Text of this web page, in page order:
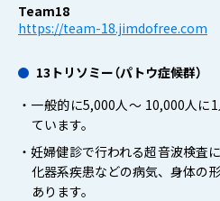
Team18
https://team-18.jimdofree.com
13トリソミー（パトウ症候群）
・一般的に5,000人〜 10,000人に
ています。
・妊婦健診で行われる超音波検査
化器系疾患などの病気、身体の
あります。